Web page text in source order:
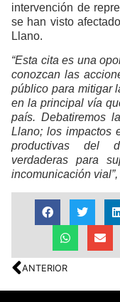
intervención de
se han visto
Llano.
“Esta cita es una
conozcan las
público para mitigar
en la principal vía
país. Debatiremos
Llano; los impactos
productivas del
verdaderas para
incomunicación vial”,
ANTERIOR